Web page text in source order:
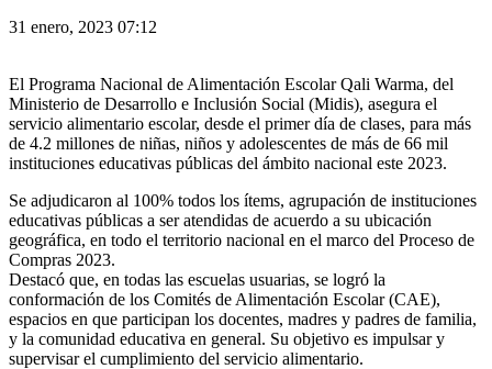
31 enero, 2023 07:12
El Programa Nacional de Alimentación Escolar Qali Warma, del
Ministerio de Desarrollo e Inclusión Social (Midis), asegura el
servicio alimentario escolar, desde el primer día de clases, para más
de 4.2 millones de niñas, niños y adolescentes de más de 66 mil
instituciones educativas públicas del ámbito nacional este 2023.
Se adjudicaron al 100% todos los ítems, agrupación de instituciones
educativas públicas a ser atendidas de acuerdo a su ubicación
geográfica, en todo el territorio nacional en el marco del Proceso de
Compras 2023.
Destacó que, en todas las escuelas usuarias, se logró la
conformación de los Comités de Alimentación Escolar (CAE),
espacios en que participan los docentes, madres y padres de familia,
y la comunidad educativa en general. Su objetivo es impulsar y
supervisar el cumplimiento del servicio alimentario.